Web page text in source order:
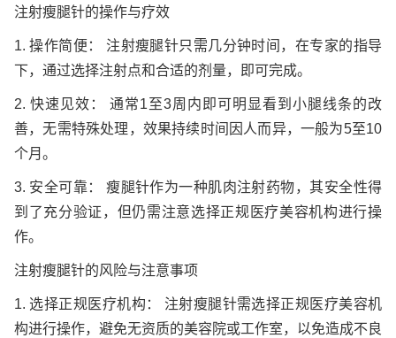
注射瘦腿针的操作与疗效
1. 操作简便： 注射瘦腿针只需几分钟时间，在专家的指导
下，通过选择注射点和合适的剂量，即可完成。
2. 快速见效： 通常1至3周内即可明显看到小腿线条的改
善，无需特殊处理，效果持续时间因人而异，一般为5至10
个月。
3. 安全可靠： 瘦腿针作为一种肌肉注射药物，其安全性得
到了充分验证，但仍需注意选择正规医疗美容机构进行操
作。
注射瘦腿针的风险与注意事项
1. 选择正规医疗机构： 注射瘦腿针需选择正规医疗美容机
构进行操作，避免无资质的美容院或工作室，以免造成不良